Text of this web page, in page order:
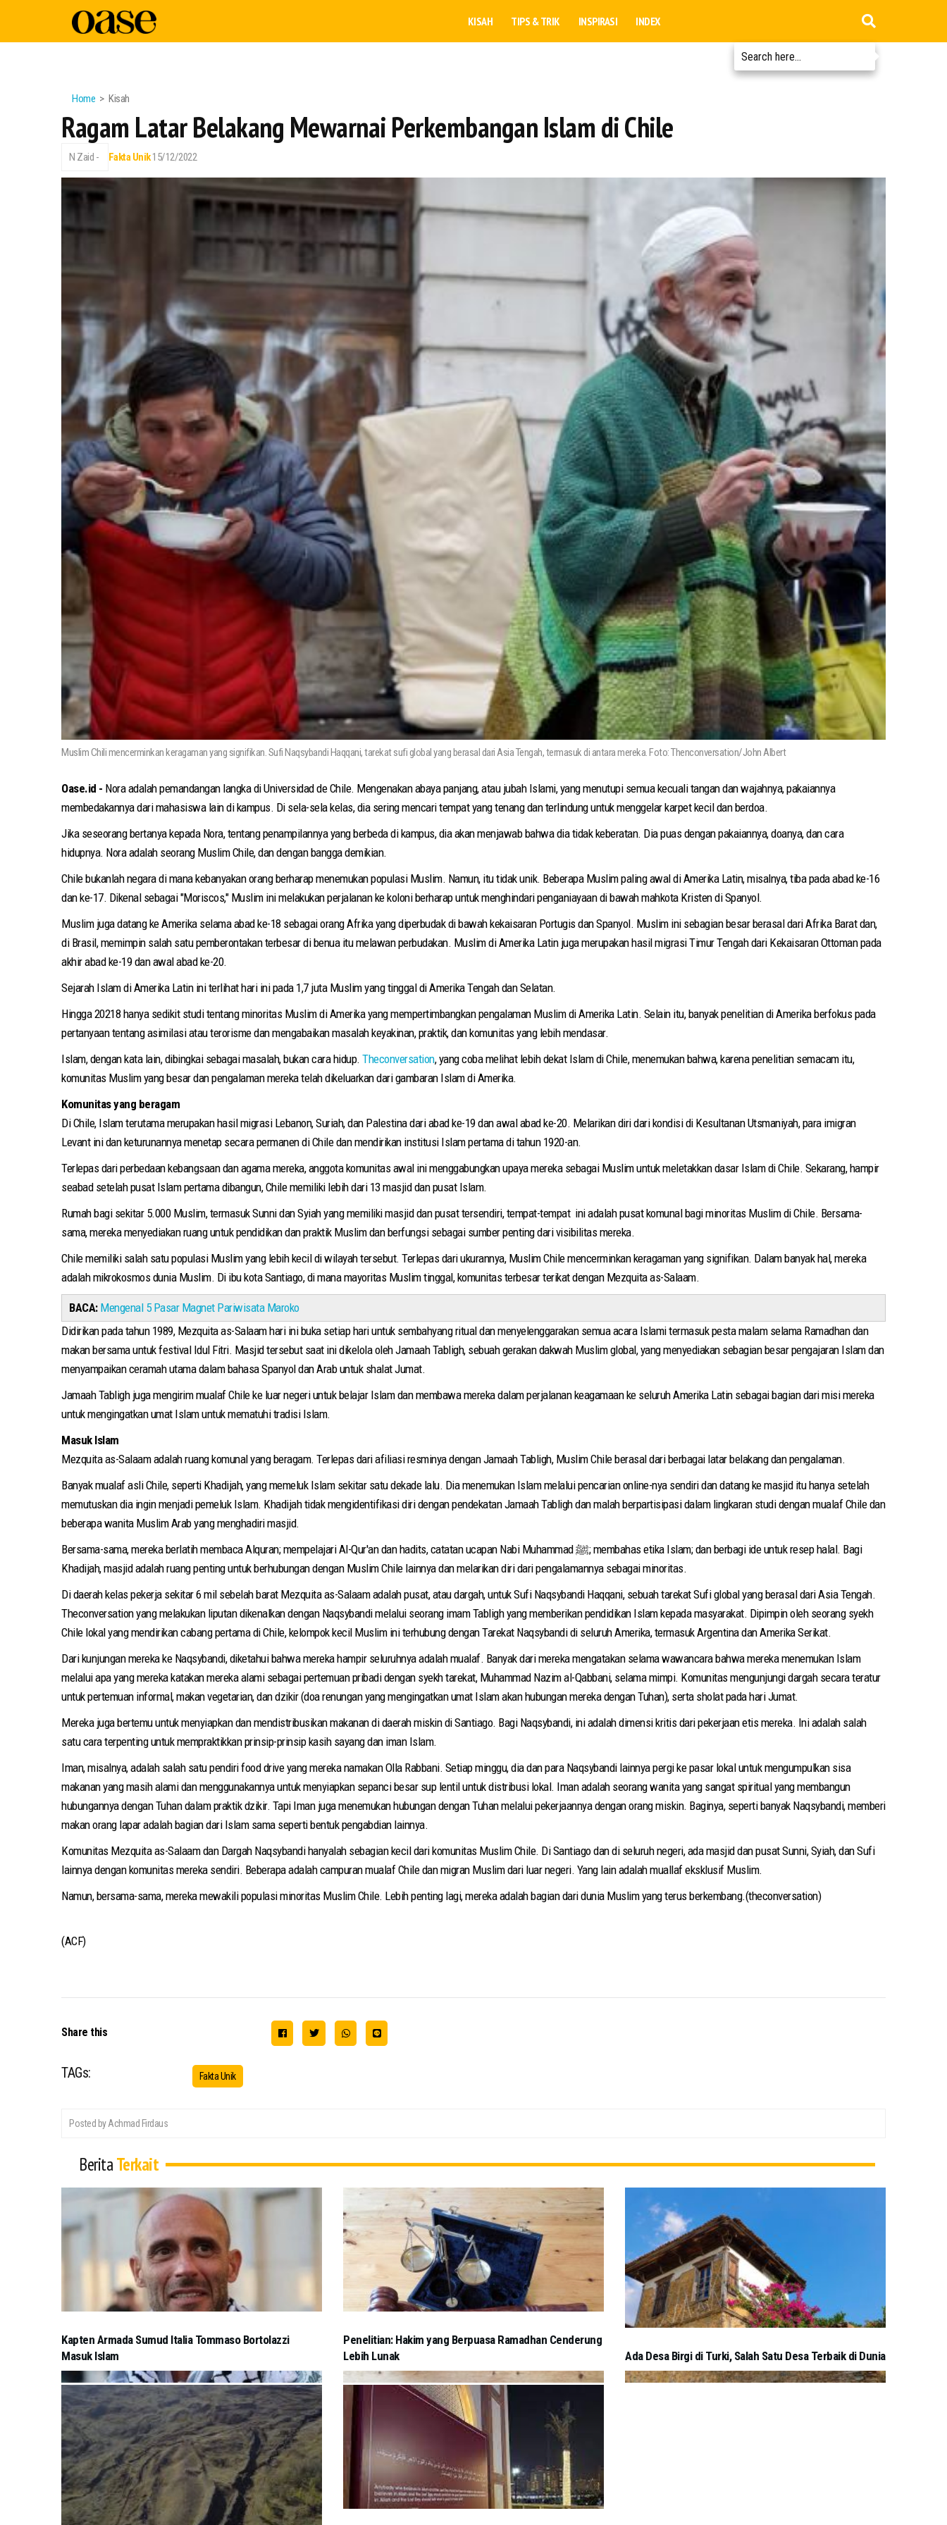
KISAH TIPS & TRIK INSPIRASI INDEX
Home Kisah
Ragam Latar Belakang Mewarnai Perkembangan Islam di Chile
N Zaid - Fakta Unik15/12/2022
Muslim Chili mencerminkan keragaman yang signifikan. Sufi Naqsybandi Haqqani, tarekat sufi global yang berasal dari Asia Tengah, termasuk di antara mereka. Foto: Thenconversation/John Albert
Oase.id - Nora adalah pemandangan langka di Universidad de Chile. Mengenakan abaya panjang, atau jubah Islami, yang menutupi semua kecuali tangan dan wajahnya, pakaiannya
membedakannya dari mahasiswa lain di kampus. Di sela-sela kelas, dia sering mencari tempat yang tenang dan terlindung untuk menggelar karpet kecil dan berdoa.
Jika seseorang bertanya kepada Nora, tentang penampilannya yang berbeda di kampus, dia akan menjawab bahwa dia tidak keberatan. Dia puas dengan pakaiannya, doanya, dan cara
hidupnya. Nora adalah seorang Muslim Chile, dan dengan bangga demikian.
Chile bukanlah negara di mana kebanyakan orang berharap menemukan populasi Muslim. Namun, itu tidak unik. Beberapa Muslim paling awal di Amerika Latin, misalnya, tiba pada abad ke-16
dan ke-17. Dikenal sebagai "Moriscos," Muslim ini melakukan perjalanan ke koloni berharap untuk menghindari penganiayaan di bawah mahkota Kristen di Spanyol.
Muslim juga datang ke Amerika selama abad ke-18 sebagai orang Afrika yang diperbudak di bawah kekaisaran Portugis dan Spanyol. Muslim ini sebagian besar berasal dari Afrika Barat dan,
di Brasil, memimpin salah satu pemberontakan terbesar di benua itu melawan perbudakan. Muslim di Amerika Latin juga merupakan hasil migrasi Timur Tengah dari Kekaisaran Ottoman pada
akhir abad ke-19 dan awal abad ke-20.
Sejarah Islam di Amerika Latin ini terlihat hari ini pada 1,7 juta Muslim yang tinggal di Amerika Tengah dan Selatan.
Hingga 20218 hanya sedikit studi tentang minoritas Muslim di Amerika yang mempertimbangkan pengalaman Muslim di Amerika Latin. Selain itu, banyak penelitian di Amerika berfokus pada
pertanyaan tentang asimilasi atau terorisme dan mengabaikan masalah keyakinan, praktik, dan komunitas yang lebih mendasar.
Islam, dengan kata lain, dibingkai sebagai masalah, bukan cara hidup. Theconversation, yang coba melihat lebih dekat Islam di Chile, menemukan bahwa, karena penelitian semacam itu,
komunitas Muslim yang besar dan pengalaman mereka telah dikeluarkan dari gambaran Islam di Amerika.
Komunitas yang beragam
Di Chile, Islam terutama merupakan hasil migrasi Lebanon, Suriah, dan Palestina dari abad ke-19 dan awal abad ke-20. Melarikan diri dari kondisi di Kesultanan Utsmaniyah, para imigran
Levant ini dan keturunannya menetap secara permanen di Chile dan mendirikan institusi Islam pertama di tahun 1920-an.
Terlepas dari perbedaan kebangsaan dan agama mereka, anggota komunitas awal ini menggabungkan upaya mereka sebagai Muslim untuk meletakkan dasar Islam di Chile. Sekarang, hampir
seabad setelah pusat Islam pertama dibangun, Chile memiliki lebih dari 13 masjid dan pusat Islam.
Rumah bagi sekitar 5.000 Muslim, termasuk Sunni dan Syiah yang memiliki masjid dan pusat tersendiri, tempat-tempat ini adalah pusat komunal bagi minoritas Muslim di Chile. Bersama-
sama, mereka menyediakan ruang untuk pendidikan dan praktik Muslim dan berfungsi sebagai sumber penting dari visibilitas mereka.
Chile memiliki salah satu populasi Muslim yang lebih kecil di wilayah tersebut. Terlepas dari ukurannya, Muslim Chile mencerminkan keragaman yang signifikan. Dalam banyak hal, mereka
adalah mikrokosmos dunia Muslim. Di ibu kota Santiago, di mana mayoritas Muslim tinggal, komunitas terbesar terikat dengan Mezquita as-Salaam.
BACA: Mengenal 5 Pasar Magnet Pariwisata Maroko
Didirikan pada tahun 1989, Mezquita as-Salaam hari ini buka setiap hari untuk sembahyang ritual dan menyelenggarakan semua acara Islami termasuk pesta malam selama Ramadhan dan
makan bersama untuk festival Idul Fitri. Masjid tersebut saat ini dikelola oleh Jamaah Tabligh, sebuah gerakan dakwah Muslim global, yang menyediakan sebagian besar pengajaran Islam dan
menyampaikan ceramah utama dalam bahasa Spanyol dan Arab untuk shalat Jumat.
Jamaah Tabligh juga mengirim mualaf Chile ke luar negeri untuk belajar Islam dan membawa mereka dalam perjalanan keagamaan ke seluruh Amerika Latin sebagai bagian dari misi mereka
untuk mengingatkan umat Islam untuk mematuhi tradisi Islam.
Masuk Islam
Mezquita as-Salaam adalah ruang komunal yang beragam. Terlepas dari afiliasi resminya dengan Jamaah Tabligh, Muslim Chile berasal dari berbagai latar belakang dan pengalaman.
Banyak mualaf asli Chile, seperti Khadijah, yang memeluk Islam sekitar satu dekade lalu. Dia menemukan Islam melalui pencarian online-nya sendiri dan datang ke masjid itu hanya setelah
memutuskan dia ingin menjadi pemeluk Islam. Khadijah tidak mengidentifikasi diri dengan pendekatan Jamaah Tabligh dan malah berpartisipasi dalam lingkaran studi dengan mualaf Chile dan
beberapa wanita Muslim Arab yang menghadiri masjid.
Bersama-sama, mereka berlatih membaca Alquran; mempelajari Al-Qur'an dan hadits, catatan ucapan Nabi Muhammad ﷺ; membahas etika Islam; dan berbagi ide untuk resep halal. Bagi
Khadijah, masjid adalah ruang penting untuk berhubungan dengan Muslim Chile lainnya dan melarikan diri dari pengalamannya sebagai minoritas.
Di daerah kelas pekerja sekitar 6 mil sebelah barat Mezquita as-Salaam adalah pusat, atau dargah, untuk Sufi Naqsybandi Haqqani, sebuah tarekat Sufi global yang berasal dari Asia Tengah.
Theconversation yang melakukan liputan dikenalkan dengan Naqsybandi melalui seorang imam Tabligh yang memberikan pendidikan Islam kepada masyarakat. Dipimpin oleh seorang syekh
Chile lokal yang mendirikan cabang pertama di Chile, kelompok kecil Muslim ini terhubung dengan Tarekat Naqsybandi di seluruh Amerika, termasuk Argentina dan Amerika Serikat.
Dari kunjungan mereka ke Naqsybandi, diketahui bahwa mereka hampir seluruhnya adalah mualaf. Banyak dari mereka mengatakan selama wawancara bahwa mereka menemukan Islam
melalui apa yang mereka katakan mereka alami sebagai pertemuan pribadi dengan syekh tarekat, Muhammad Nazim al-Qabbani, selama mimpi. Komunitas mengunjungi dargah secara teratur
untuk pertemuan informal, makan vegetarian, dan dzikir (doa renungan yang mengingatkan umat Islam akan hubungan mereka dengan Tuhan), serta sholat pada hari Jumat.
Mereka juga bertemu untuk menyiapkan dan mendistribusikan makanan di daerah miskin di Santiago. Bagi Naqsybandi, ini adalah dimensi kritis dari pekerjaan etis mereka. Ini adalah salah
satu cara terpenting untuk mempraktikkan prinsip-prinsip kasih sayang dan iman Islam.
Iman, misalnya, adalah salah satu pendiri food drive yang mereka namakan Olla Rabbani. Setiap minggu, dia dan para Naqsybandi lainnya pergi ke pasar lokal untuk mengumpulkan sisa
makanan yang masih alami dan menggunakannya untuk menyiapkan sepanci besar sup lentil untuk distribusi lokal. Iman adalah seorang wanita yang sangat spiritual yang membangun
hubungannya dengan Tuhan dalam praktik dzikir. Tapi Iman juga menemukan hubungan dengan Tuhan melalui pekerjaannya dengan orang miskin. Baginya, seperti banyak Naqsybandi, memberi
makan orang lapar adalah bagian dari Islam sama seperti bentuk pengabdian lainnya.
Komunitas Mezquita as-Salaam dan Dargah Naqsybandi hanyalah sebagian kecil dari komunitas Muslim Chile. Di Santiago dan di seluruh negeri, ada masjid dan pusat Sunni, Syiah, dan Sufi
lainnya dengan komunitas mereka sendiri. Beberapa adalah campuran mualaf Chile dan migran Muslim dari luar negeri. Yang lain adalah muallaf eksklusif Muslim.
Namun, bersama-sama, mereka mewakili populasi minoritas Muslim Chile. Lebih penting lagi, mereka adalah bagian dari dunia Muslim yang terus berkembang.(theconversation)
(ACF)
Share this
TAGs: Fakta Unik
Posted by Achmad Firdaus
BeritaTerkait
Kapten Armada Sumud Italia Tommaso Bortolazzi
Masuk Islam
Penelitian: Hakim yang Berpuasa Ramadhan Cenderung
Lebih Lunak
Ada Desa Birgi di Turki, Salah Satu Desa Terbaik di Dunia